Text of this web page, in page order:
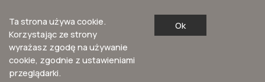
Ta strona używa cookie.
Korzystając ze strony
wyrażasz zgodę na używanie
cookie, zgodnie z ustawieniami
przeglądarki.
Ok